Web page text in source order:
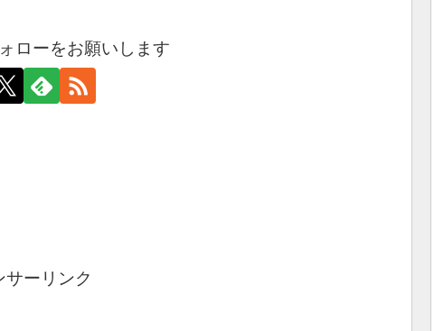
ローをお願いします
サーリンク